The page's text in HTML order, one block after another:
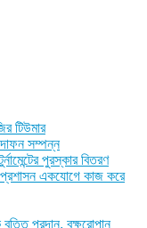
টিউমার
সম্পন্ন
পুরস্কার বিতরণ
প্রশাসন একযোগে কাজ করে
প্রদান, বৃক্ষরোপান